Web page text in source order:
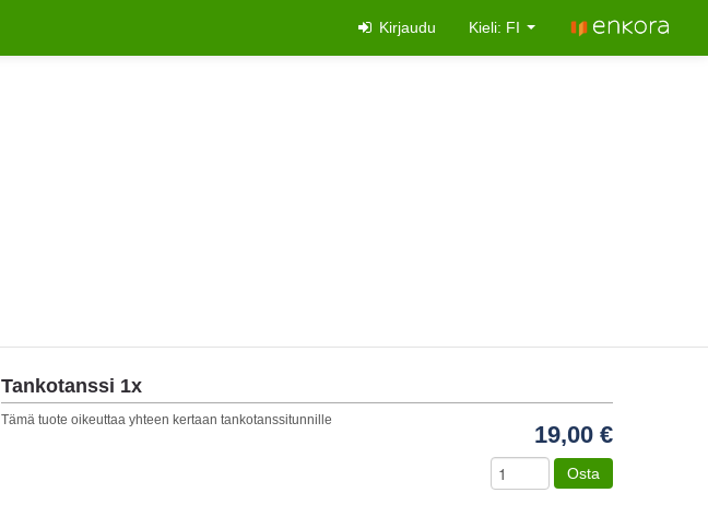
Kirjaudu Kieli: FI
Tankotanssi 1x
Tämä tuote oikeuttaa yhteen kertaan tankotanssitunnille
19,00 €
Osta